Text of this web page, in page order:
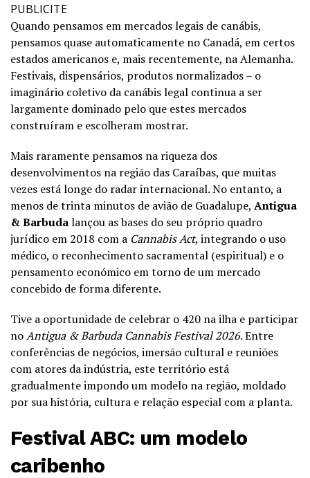
PUBLICITE
Quando pensamos em mercados legais de canábis,
pensamos quase automaticamente no Canadá, em certos
estados americanos e, mais recentemente, na Alemanha.
Festivais, dispensários, produtos normalizados – o
imaginário coletivo da canábis legal continua a ser
largamente dominado pelo que estes mercados
construíram e escolheram mostrar.
Mais raramente pensamos na riqueza dos
desenvolvimentos na região das Caraíbas, que muitas
vezes está longe do radar internacional. No entanto, a
menos de trinta minutos de avião de Guadalupe, Antigua
& Barbudalançou as bases do seu próprio quadro
jurídico em 2018 com a Cannabis Act, integrando o uso
médico, o reconhecimento sacramental (espiritual) e o
pensamento económico em torno de um mercado
concebido de forma diferente.
Tive a oportunidade de celebrar o 420 na ilha e participar
noAntigua & Barbuda Cannabis Festival 2026. Entre
conferências de negócios, imersão cultural e reuniões
com atores da indústria, este território está
gradualmente impondo um modelo na região, moldado
por sua história, cultura e relação especial com a planta.
Festival ABC: um modelo
caribenho